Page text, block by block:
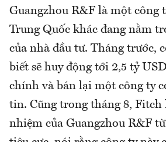
Guangzhou R&F là một công
Trung Quốc khác đang nằm
của nhà đầu tư. Tháng trước,
biết sẽ huy động tới 2,5 tỷ
chính và bán lại một công ty
tin. Cũng trong tháng 8,
nhiệm của Guangzhou R&F